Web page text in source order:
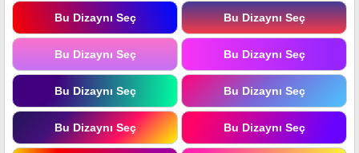
Bu Dizaynı Seç Bu Dizaynı Seç
Bu Dizaynı Seç Bu Dizaynı Seç
Bu Dizaynı Seç Bu Dizaynı Seç
Bu Dizaynı Seç Bu Dizaynı Seç